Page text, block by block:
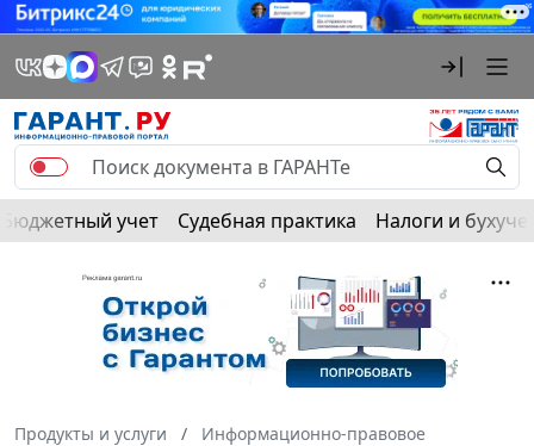
Бюджетный учет Судебная практика Налоги и
Продукты и услуги
Информационно-правовое